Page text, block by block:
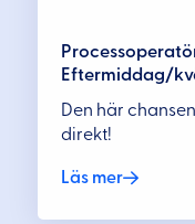
Eftermiddag/
Den här
direkt!
Läs mer